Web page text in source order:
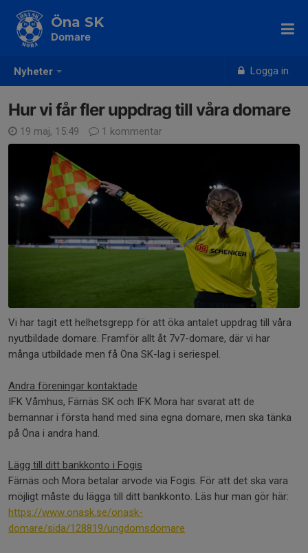
Nyheter Logga in
Öna SK
Domare
Hur vi får fler uppdrag till våra domare
19 maj, 15:49 1 kommentar
Vi har tagit ett helhetsgrepp för att öka antalet uppdrag till våra
nyutbildade domare. Framför allt åt 7v7-domare, där vi har
många utbildade men få Öna SK-lag i seriespel.
Andra föreningar kontaktade
IFK Våmhus, Färnäs SK och IFK Mora har svarat att de
bemannar i första hand med sina egna domare, men ska tänka
på Öna i andra hand.
Lägg till ditt bankkonto i Fogis
Färnäs och Mora betalar arvode via Fogis. För att det ska vara
möjligt måste du lägga till ditt bankkonto. Läs hur man gör här:
https://www.onask.se/onask-
domare/sida/128819/ungdomsdomare